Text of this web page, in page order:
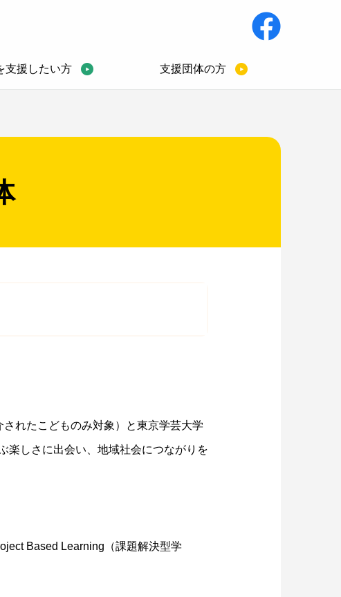
支援したい方 支援団体の方
れたこどものみ対象）と東京学芸大学
楽しさに出会い、地域社会につながりを
Based Learning（課題解決型学